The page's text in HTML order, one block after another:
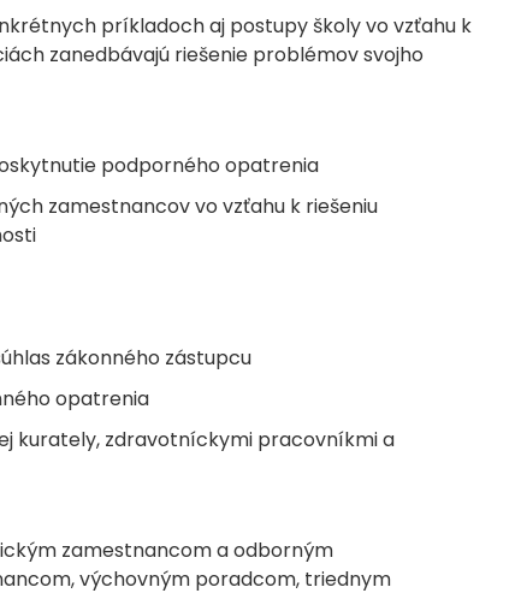
príkladoch aj postupy školy vo vzťahu k
zanedbávajú riešenie problémov svojho
podporného opatrenia
zamestnancov vo vzťahu k riešeniu
zákonného zástupcu
opatrenia
kurately, zdravotníckymi pracovníkmi a
zamestnancom a odborným
výchovným poradcom, triednym